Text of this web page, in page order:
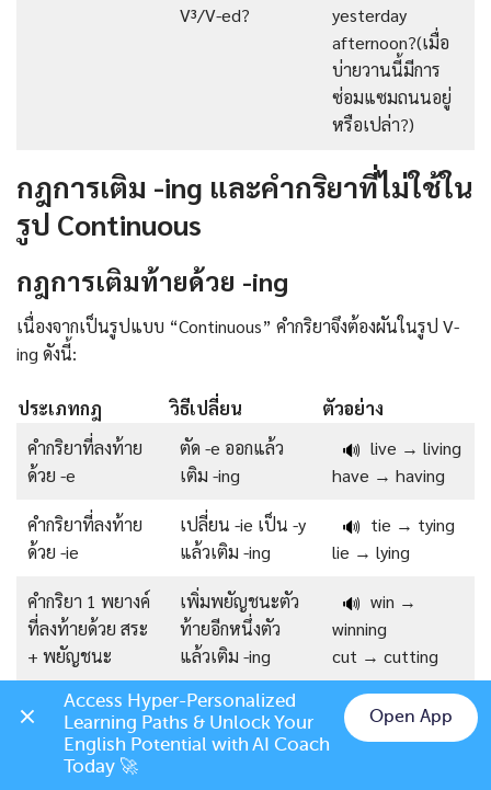
V³/V-ed?
yesterday
afternoon?(เมื่อ
บ่ายวานนี้มีการ
ซ่อมแซมถนนอยู่
หรือเปล่า?)
กฎการเติม -ing และคำกริยาที่ไม่ใช้ใน
รูป Continuous
กฎการเติมท้ายด้วย -ing
เนื่องจากเป็นรูปแบบ “Continuous” คำกริยาจึงต้องผันในรูป V-
ing ดังนี้:
ประเภทกฎ วิธีเปลี่ยน
ตัวอย่าง
คำกริยาที่ลงท้าย
ด้วย -e
ตัด -e ออกแล้ว
เติม -ing
🔊 live → living
have → having
คำกริยาที่ลงท้าย
ด้วย -ie
เปลี่ยน -ie เป็น -y
แล้วเติม -ing
🔊 tie → tying
lie → lying
คำกริยา 1 พยางค์
ที่ลงท้ายด้วย สระ
+ พยัญชนะ
เพิ่มพยัญชนะตัว
ท้ายอีกหนึ่งตัว
แล้วเติม -ing
🔊 win →
winning
cut → cutting
Chat on LINE
Access Hyper-Personalized
Learning Paths & Unlock Your
English Potential with AI Coach
Today 🚀
Open App